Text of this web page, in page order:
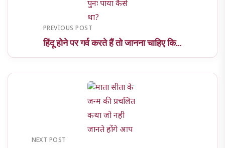
PREVIOUS POST
हिंदू होने पर गर्व करते हैं तो जानना चाहिए कि…
NEXT POST